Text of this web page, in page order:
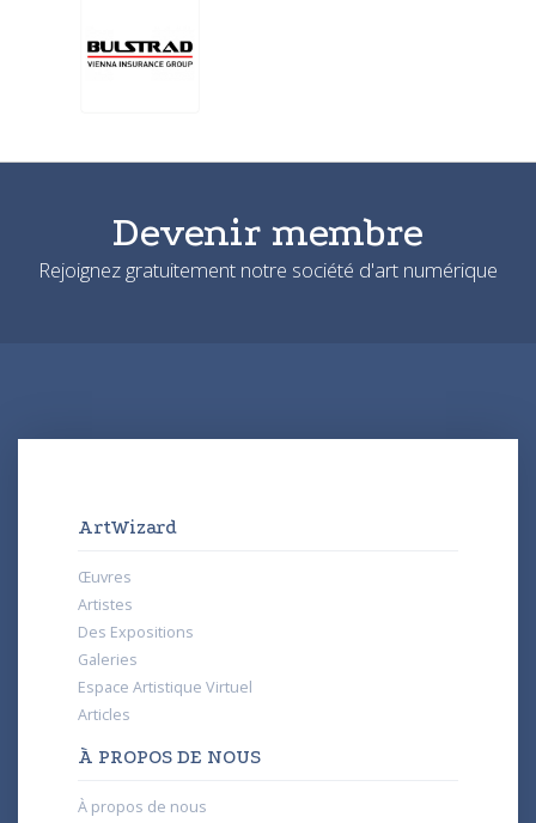
Devenir membre
Rejoignez gratuitement notre société d'art numérique
ArtWizard
Œuvres
Artistes
Des Expositions
Galeries
Espace Artistique Virtuel
Articles
À PROPOS DE NOUS
À propos de nous